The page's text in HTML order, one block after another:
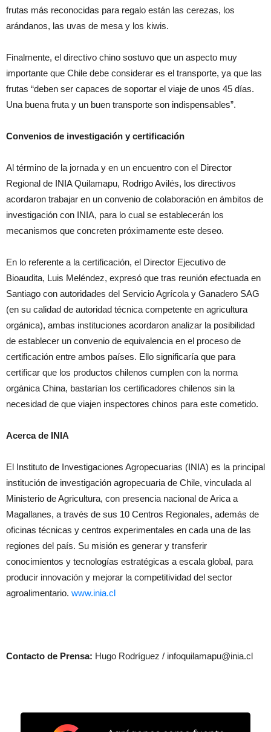
frutas más reconocidas para regalo están las cerezas, los
arándanos, las uvas de mesa y los kiwis.
Finalmente, el directivo chino sostuvo que un aspecto muy
importante que Chile debe considerar es el transporte, ya que las
frutas “deben ser capaces de soportar el viaje de unos 45 días.
Una buena fruta y un buen transporte son indispensables”.
Convenios de investigación y certificación
Al término de la jornada y en un encuentro con el Director
Regional de INIA Quilamapu, Rodrigo Avilés, los directivos
acordaron trabajar en un convenio de colaboración en ámbitos de
investigación con INIA, para lo cual se establecerán los
mecanismos que concreten próximamente este deseo.
En lo referente a la certificación, el Director Ejecutivo de
Bioaudita, Luis Meléndez, expresó que tras reunión efectuada en
Santiago con autoridades del Servicio Agrícola y Ganadero SAG
(en su calidad de autoridad técnica competente en agricultura
orgánica), ambas instituciones acordaron analizar la posibilidad
de establecer un convenio de equivalencia en el proceso de
certificación entre ambos países. Ello significaría que para
certificar que los productos chilenos cumplen con la norma
orgánica China, bastarían los certificadores chilenos sin la
necesidad de que viajen inspectores chinos para este cometido.
Acerca de INIA
El Instituto de Investigaciones Agropecuarias (INIA) es la principal
institución de investigación agropecuaria de Chile, vinculada al
Ministerio de Agricultura, con presencia nacional de Arica a
Magallanes, a través de sus 10 Centros Regionales, además de
oficinas técnicas y centros experimentales en cada una de las
regiones del país. Su misión es generar y transferir
conocimientos y tecnologías estratégicas a escala global, para
producir innovación y mejorar la competitividad del sector
agroalimentario. www.inia.cl
Contacto de Prensa: Hugo Rodríguez / infoquilamapu@inia.cl